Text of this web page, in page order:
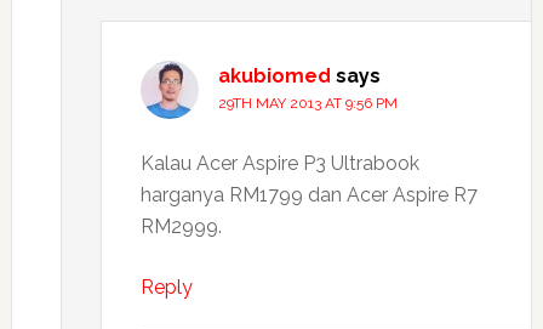
akubiomed says
29TH MAY 2013 AT 9:56 PM
Kalau Acer Aspire P3 Ultrabook
harganya RM1799 dan Acer Aspire R7
RM2999.
Reply